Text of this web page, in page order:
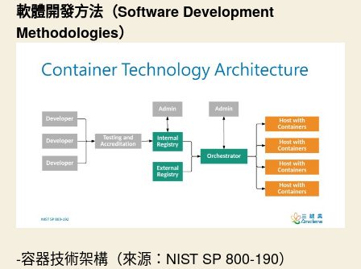
軟體開發方法（Software Development
Methodologies）
-容器技術架構（來源：NIST SP 800-190）